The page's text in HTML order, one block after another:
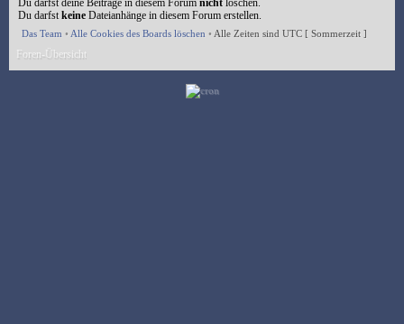
Du darfst deine Beiträge in diesem Forum nicht löschen.
Du darfstkeine Dateianhänge in diesem Forum erstellen.
Das Team • Alle Cookies des Boards löschen • Alle Zeiten sind UTC [ Sommerzeit ]
Foren-Übersicht